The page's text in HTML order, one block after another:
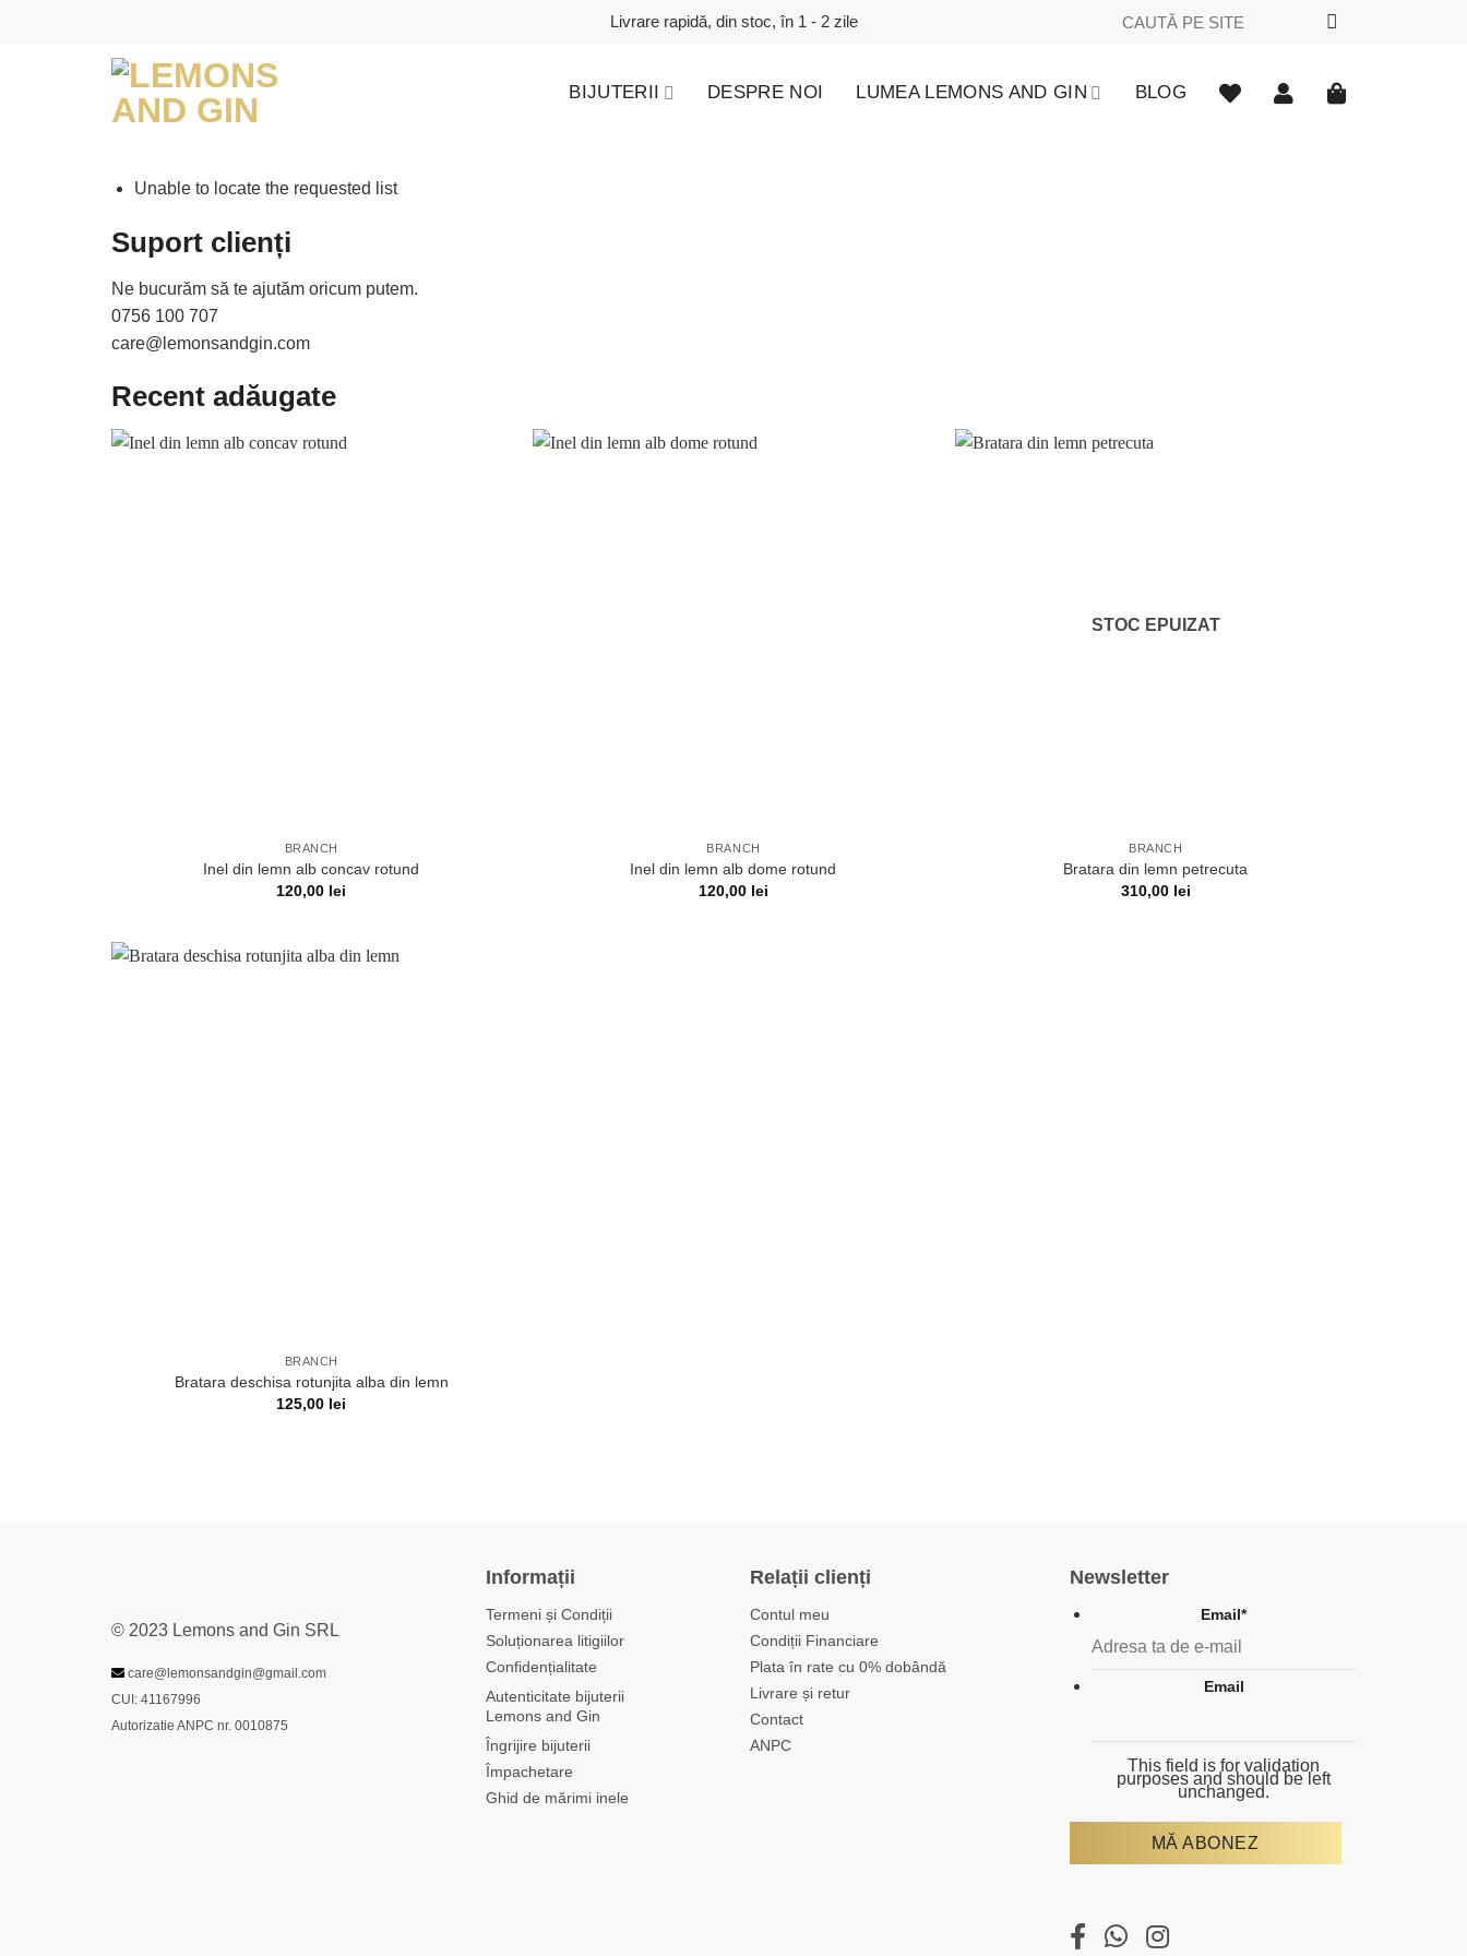
Livrare rapidă, din stoc, în 1 - 2 zile
Caută
BIJUTERII DESPRE NOI LUMEA LEMONS AND GIN BLOG
Unable to locate the requested list
Suport clienți
Ne bucurăm să te ajutăm oricum putem.
0756 100 707
care@lemonsandgin.com
Recent adăugate
BRANCH
Inel din lemn alb concav rotund
120,00 lei
BRANCH
Inel din lemn alb dome rotund
120,00 lei
STOC EPUIZAT
BRANCH
Bratara din lemn petrecuta
310,00 lei
BRANCH
Bratara deschisa rotunjita alba din lemn
125,00 lei
© 2023 Lemons and Gin SRL
care@lemonsandgin@gmail.com
CUI: 41167996
Autorizatie ANPC nr. 0010875
Informații
Termeni și Condiții
Soluționarea litigiilor
Confidențialitate
Autenticitate bijuterii
Lemons and Gin
Îngrijire bijuterii
Împachetare
Ghid de mărimi inele
Relații clienți
Contul meu
Condiții Financiare
Plata în rate cu 0% dobândă
Livrare și retur
Contact
ANPC
Newsletter
Email*
Email
This field is for validation
purposes and should be left
unchanged.